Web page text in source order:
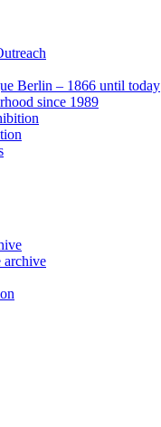
Berlin – 1866 until today
since 1989
archive